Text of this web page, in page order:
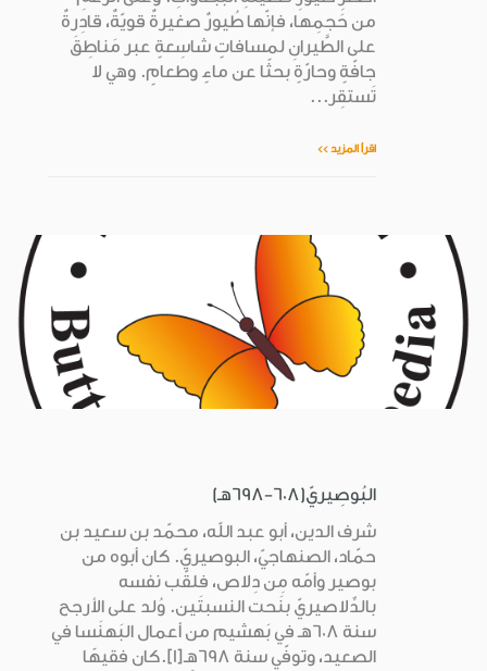
من حَجمِها، فإنّها طُيورٌ صغيرةٌ قويّةٌ، قادِرةٌ
على الطَّيرانِ لمسافاتٍ شاسِعةٍ عبر مَناطِقَ
جافّةٍ وحارّةٍ بحثًا عن ماءٍ وطعامٍ. وهي لا
تَستقِر...
اقرأ المزيد >>
البُوصِيريّ(608-698هـ)
شرف الدين، أبو عبد الله، محمّد بن سعيد بن
حمّاد، الصنهاجيّ، البوصيريّ. كان أبوه من
بوصير وأمّه مِن دِلاص، فلقّب نفسه
بالدِّلاصيريّ بنَحت النسبتَين. وُلد على الأرجح
سنة 608هـ في بَهشيم من أعمال البَهنَسا في
الصعيد، وتوفّي سنة 698هـ[1].كان فقيهًا